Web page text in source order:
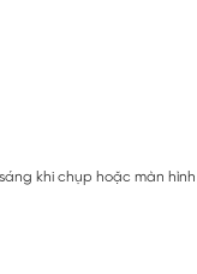
khi chụp hoặc màn